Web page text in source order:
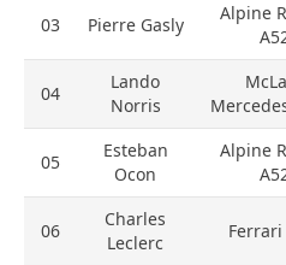
03 Pierre Gasly
Alpine
04
Lando
Norris
05
Esteban
Ocon
Alpine
06
Charles
Leclerc
Ferrari